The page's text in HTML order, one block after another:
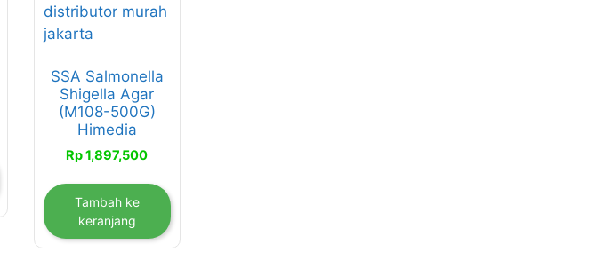
SSA Salmonella
Shigella Agar
(M108-500G)
Himedia
Rp1,897,500
Tambah ke
keranjang